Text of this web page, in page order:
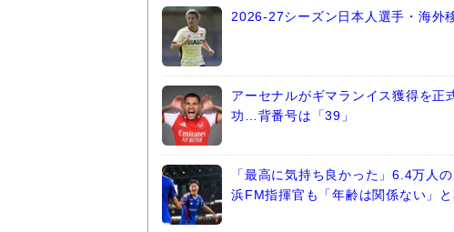
2026-27シーズン日本人選手・海外
アーセナルがギマランイス獲得を
功…背番号は「39」
「最高に気持ち良かった」6.4万人
浜FM指揮官も「年齢は関係ない」